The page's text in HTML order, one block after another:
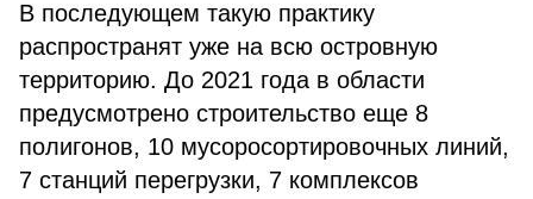
В последующем такую практику
распространят уже на всю островную
территорию. До 2021 года в области
предусмотрено строительство еще 8
полигонов, 10 мусоросортировочных линий,
7 станций перегрузки, 7 комплексов